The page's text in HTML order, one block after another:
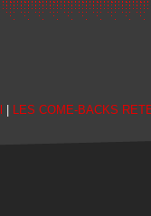
LES COME-BACKS